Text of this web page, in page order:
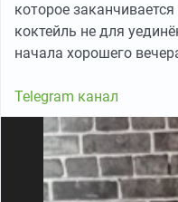
которое
коктейль не для
начала хорошего
Telegram канал